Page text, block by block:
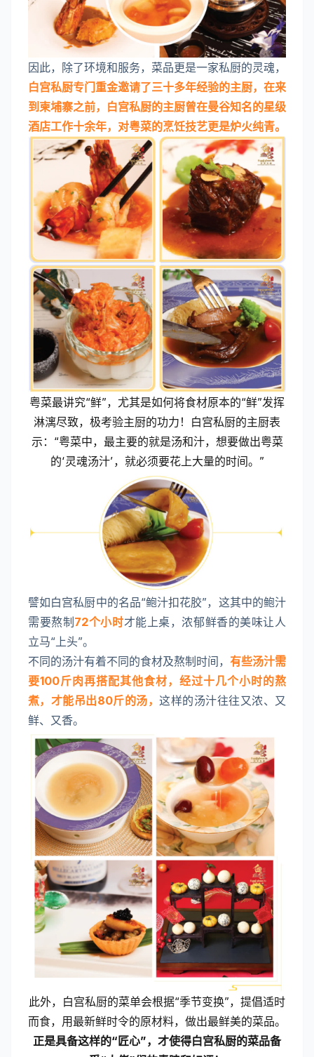
因此，除了环境和服务，菜品更是一家私厨的灵魂，
白宫私厨专门重金邀请了三十多年经验的主厨，在来
到柬埔寨之前，白宫私厨的主厨曾在曼谷知名的星级
酒店工作十余年，对粤菜的烹饪技艺更是炉火纯青。
粤菜最讲究“鲜”，尤其是如何将食材原本的“鲜”发挥
淋漓尽致，极考验主厨的功力！白宫私厨的主厨表
示：“粤菜中，最主要的就是汤和汁，想要做出粤菜
的‘灵魂汤汁’，就必须要花上大量的时间。”
譬如白宫私厨中的名品“鲍汁扣花胶”，这其中的鲍汁
需要熬制72个小时才能上桌，浓郁鲜香的美味让人
立马“上头”。
不同的汤汁有着不同的食材及熬制时间， 有些汤汁需
要100斤肉再搭配其他食材，经过十几个小时的熬
煮，才能吊出80斤的汤，这样的汤汁往往又浓、又
鲜、又香。
此外，白宫私厨的菜单会根据“季节变换”，提倡适时
而食，用最新鲜时令的原材料，做出最鲜美的菜品。
正是具备这样的“匠心”，才使得白宫私厨的菜品备